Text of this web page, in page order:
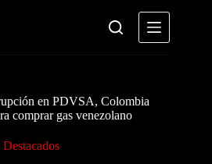
en PDVSA, Colombia
comprar gas venezolano
Destacados